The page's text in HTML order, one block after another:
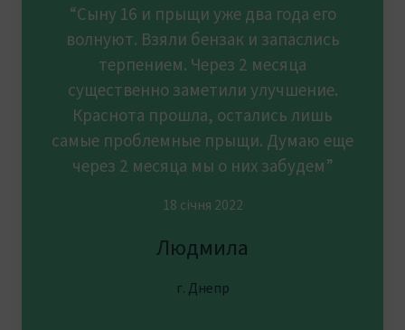
“Сыну 16 и прыщи уже два года его
волнуют. Взяли бензак и запаслись
терпением. Через 2 месяца
существенно заметили улучшение.
Краснота прошла, остались лишь
самые проблемные прыщи. Думаю еще
через 2 месяца мы о них забудем”
18 січня 2022
Людмила
г. Днепр